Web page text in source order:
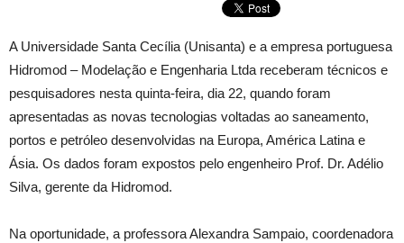
A Universidade Santa Cecília (Unisanta) e a empresa portuguesa
Hidromod – Modelação e Engenharia Ltda receberam técnicos e
pesquisadores nesta quinta-feira, dia 22, quando foram
apresentadas as novas tecnologias voltadas ao saneamento,
portos e petróleo desenvolvidas na Europa, América Latina e
Ásia. Os dados foram expostos pelo engenheiro Prof. Dr. Adélio
Silva, gerente da Hidromod.
Na oportunidade, a professora Alexandra Sampaio, coordenadora